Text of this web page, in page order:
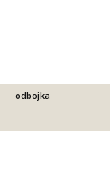
odbojka